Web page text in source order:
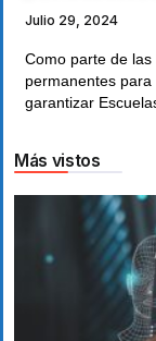
Julio 29, 2024
Como parte de las
permanentes para
garantizar
Más vistos